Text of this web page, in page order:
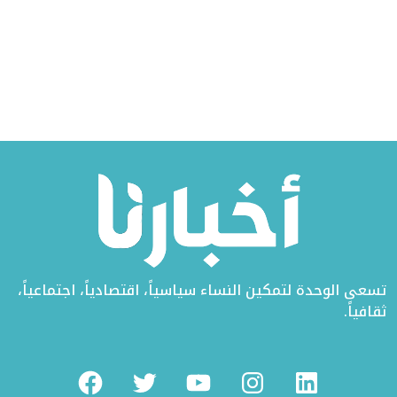
تسعى الوحدة لتمكين النساء سياسياً، اقتصادياً، اجتماعياً،
ثقافياً.